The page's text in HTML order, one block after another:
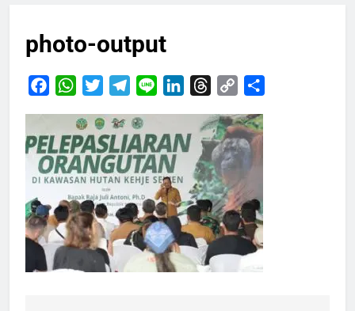
photo-output
FacebookWhatsApp
TwitterTelegram
Line LinkedInThreads
Copy